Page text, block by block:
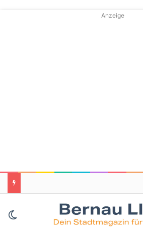
Anzeige
Skin umschalten